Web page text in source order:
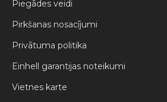
Piegādes veidi
Pirkšanas nosacījumi
Privātuma politika
Einhell garantijas noteikumi
Vietnes karte